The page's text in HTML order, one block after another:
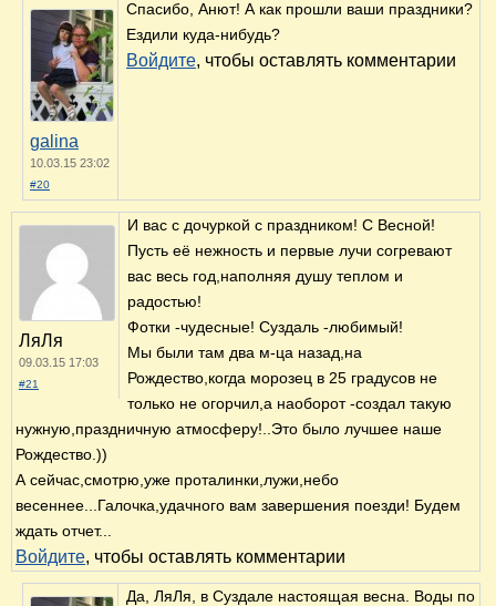
galina
10.03.15 23:02
#20
Спасибо, Анют! А как прошли ваши праздники?
Ездили куда-нибудь?
Войдите, чтобы оставлять комментарии
ЛяЛя
09.03.15 17:03
#21
И вас с дочуркой с праздником! С Весной!
Пусть её нежность и первые лучи согревают
вас весь год,наполняя душу теплом и
радостью!
Фотки -чудесные! Суздаль -любимый!
Мы были там два м-ца назад,на
Рождество,когда морозец в 25 градусов не
только не огорчил,а наоборот -создал такую
нужную,праздничную атмосферу!..Это было лучшее наше
Рождество.))
А сейчас,смотрю,уже проталинки,лужи,небо
весеннее...Галочка,удачного вам завершения поезди! Будем
ждать отчет...
Войдите, чтобы оставлять комментарии
Да, ЛяЛя, в Суздале настоящая весна. Воды по